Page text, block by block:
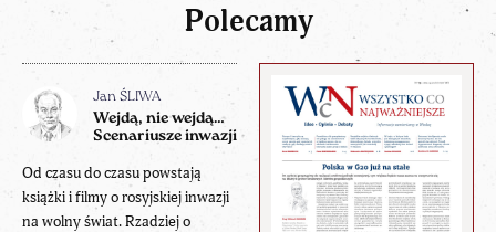
Polecamy
Jan ŚLIWA
Wejdą, nie wejdą…
Scenariusze inwazji
Od czasu do czasu powstają
książki i filmy o rosyjskiej inwazji
na wolny świat. Rzadziej o